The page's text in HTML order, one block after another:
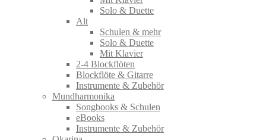
Solo & Duette
Alt
Schulen & mehr
Solo & Duette
Mit Klavier
2-4 Blockflöten
Blockflöte & Gitarre
Instrumente & Zubehör
Mundharmonika
Songbooks & Schulen
eBooks
Instrumente & Zubehör